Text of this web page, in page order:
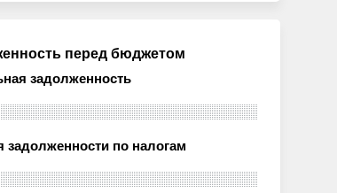
перед бюджетом
задолженность
задолженности по налогам